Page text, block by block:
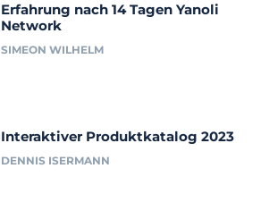
Erfahrung nach 14 Tagen Yanoli
Network
SIMEON WILHELM
Interaktiver Produktkatalog 2023
DENNIS ISERMANN